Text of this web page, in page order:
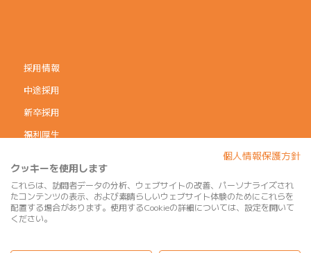
採用情報
中途採用
新卒採用
福利厚生
個人情報保護方針
利用規約
サイトマップ
個人情報保護方針
クッキーを使用します
これらは、訪問者データの分析、ウェブサイトの改善、パーソナライズされ
たコンテンツの表示、および素晴らしいウェブサイト体験のためにこれらを
配置する場合があります。使用するCookieの詳細については、設定を開いて
ください。